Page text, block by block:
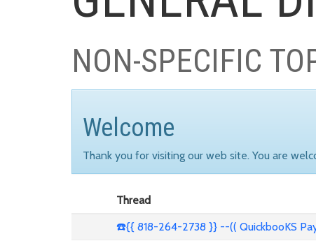
NON-SPECIFIC
Welcome
Thank you for visiting our web site. You are
Thread
☎️{{ 818-264-2738 }} --(( QuickbooKS